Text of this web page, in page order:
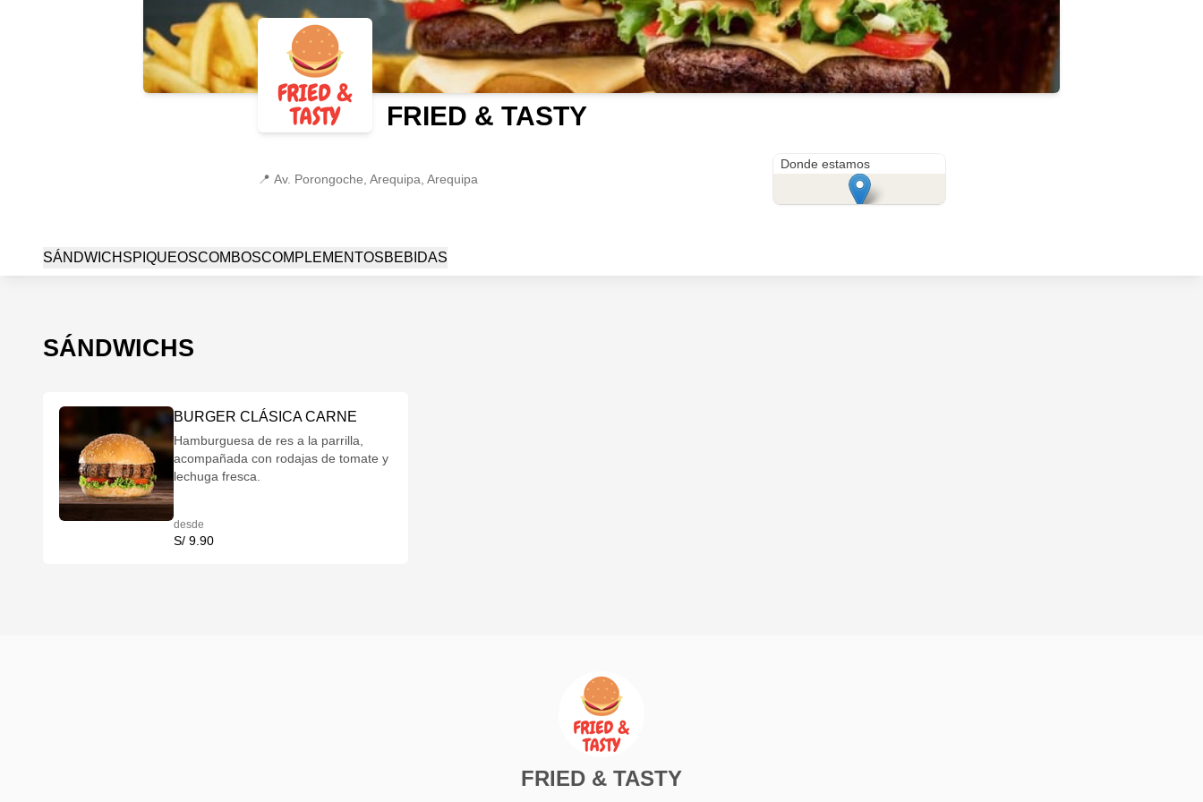
FRIED & TASTY
📍 Av. Porongoche, Arequipa, Arequipa
Donde estamos
SÁNDWICHSPIQUEOSCOMBOSCOMPLEMENTOSBEBIDAS
SÁNDWICHS
BURGER CLÁSICA CARNE
Hamburguesa de res a la parrilla,
acompañada con rodajas de tomate y
lechuga fresca.
desde
S/ 9.90
FRIED & TASTY